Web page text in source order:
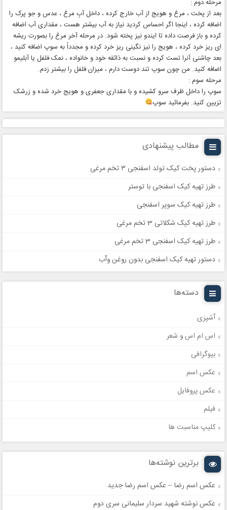
مرحله دوم :
بعد از پخت ، مرغ و هویج از آب خارج کرده ، داخل آبِ مرغ ، عدس و جو پرک را
اضافه کرده ، اینجا اگر احساس کردید نیاز به آب بیشتر هست ، مقداری آب اضافه
کرده و باز فرصت داده تا ایندو نیز پخته شود. در مرحله آخر مرغ را بصورت ریشه
ای ریز خرد کرده ، هویج را نیز نگینی ریز خرد کرده و مجدداً به سوپ اضافه کنید ،
بعد چاشنی آنرا تست کرده و نسبت به ذائقه خود و خانواده ، نمک فلفل یا آبلیمو
اضافه کنید. من چون سوپ تند دوست دارم ، میزان فلفل را بیشتر زدم.
مرحله سوم :
سوپ را داخل ظرف سرو کشیده و با مقداری جعفری و هویج خرد شده و زرشک
تزیین کنید. بفرمائید سوپ
مطالب پیشنهادی
دستور پخت کیک تولد اسفنجی ۳ تخم مرغی
طرز تهیه کیک اسفنجی با توستر
طرز تهیه کیک سوپر اسفنجی
طرز تهیه کیک شکلاتی 3 تخم مرغی
طرز تهیه کیک اسفنجی 3 تخم مرغی
دستور تهیه کیک اسفنجی بدون روغن وآب
دسته‌ها
آشپزی
اس ام اس و شعر
بیوگرافی
عکس اسم
عکس پروفایل
فیلم
کلیپ مناسبت ها
برترین نوشته‌ها
عکس اسم رضا – عکس اسم رضا جدید
عکس نوشته شهید سردار سلیمانی سری دوم